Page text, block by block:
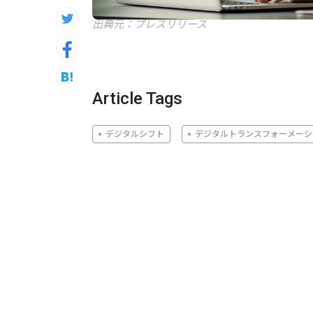
出典元：プレスリリース
Article Tags
デジタルシフト デジタルトランスフォーメー